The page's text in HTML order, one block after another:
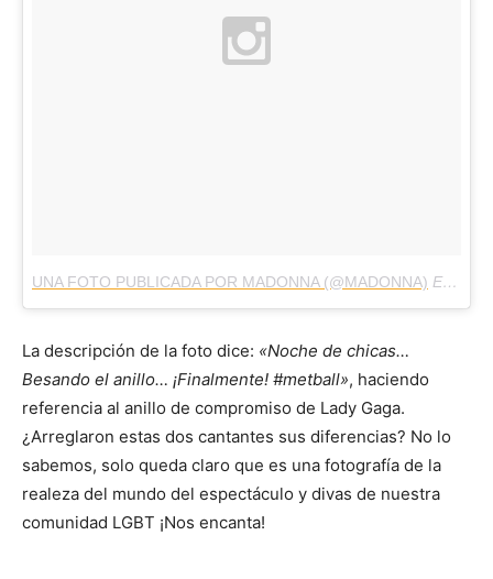
UNA FOTO PUBLICADA POR MADONNA (@MADONNA) EL
La descripción de la foto dice: «Noche de chicas…
Besando el anillo… ¡Finalmente! #metball», haciendo
referencia al anillo de compromiso de Lady Gaga.
¿Arreglaron estas dos cantantes sus diferencias? No lo
sabemos, solo queda claro que es una fotografía de la
realeza del mundo del espectáculo y divas de nuestra
comunidad LGBT ¡Nos encanta!